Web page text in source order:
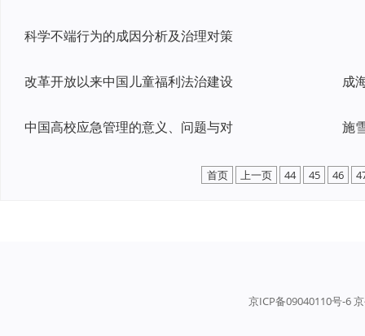
科学不端行为的成因分析及治理对策
改革开放以来中国儿童福利法治建设
中国高校应急管理的意义、问题与对
首页 上一页 44 45 46
京ICP备09040110号-6